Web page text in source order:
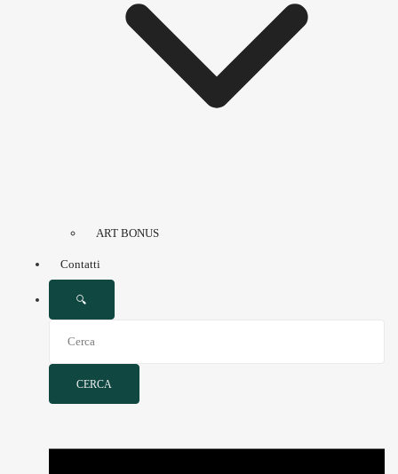
ART BONUS
Contatti
🔍
CERCA